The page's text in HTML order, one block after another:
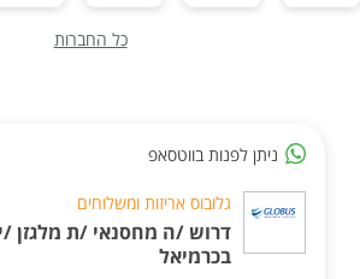
כל החברות
ניתן לפנות בווטסאפ
גלובוס אריזות ומשלוחים
דרוש /ה מחסנאי /ת מלגזן /
בכרמיאל